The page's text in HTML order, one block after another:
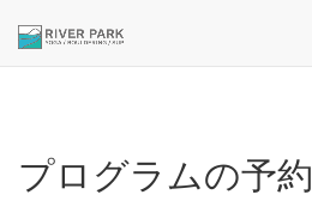
プログラムの予約